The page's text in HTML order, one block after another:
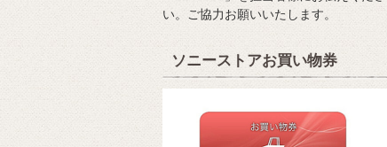
い。ご協力お願いいたします。
ソニーストアお買い物券